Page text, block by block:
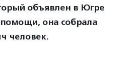
объявлен в Югре
она собрала
человек.